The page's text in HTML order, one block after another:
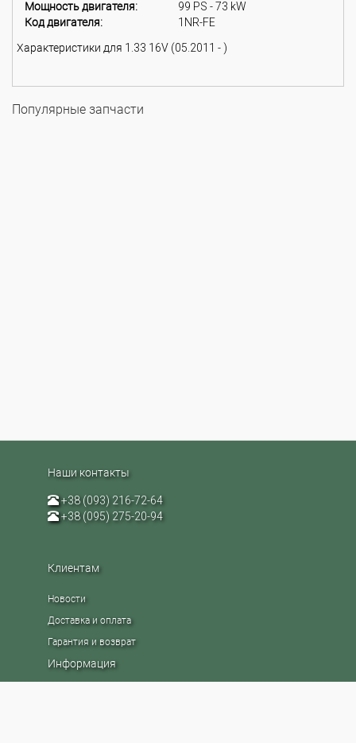
Мощность двигателя:
99 PS - 73 kW
Код двигателя:
1NR-FE
Характеристики для 1.33 16V (05.2011 - )
Популярные запчасти
Наши контакты
+38 (093) 216-72-64
+38 (095) 275-20-94
Клиентам
Новости
Доставка и оплата
Гарантия и возврат
Информация